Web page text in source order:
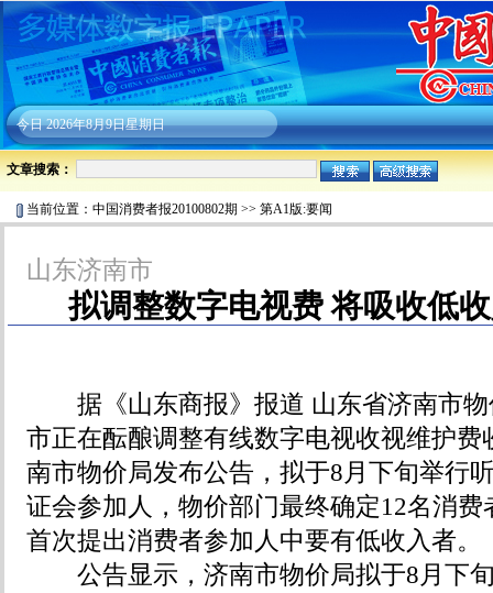
今日2026年8月9日星期日
文章搜索：
当前位置： 中国消费者报20100802期 >> 第A1版:要闻
山东济南市
拟调整数字电视费 将吸收低
据《山东商报》报道 山东省济南市物
市正在酝酿调整有线数字电视收视维护费
南市物价局发布公告，拟于8月下旬举行
证会参加人，物价部门最终确定12名消
首次提出消费者参加人中要有低收入者。
公告显示，济南市物价局拟于8月下